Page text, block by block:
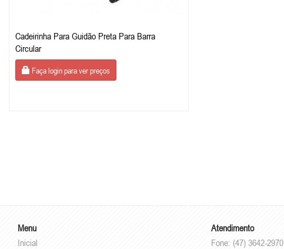
Cadeirinha Para Guidão Preta Para Barra
Circular
Faça login para ver preços
Menu
Inicial
Atendimento
Fone: (47) 3642-2970